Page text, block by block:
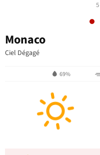
Monaco
Ciel Dégagé
69%